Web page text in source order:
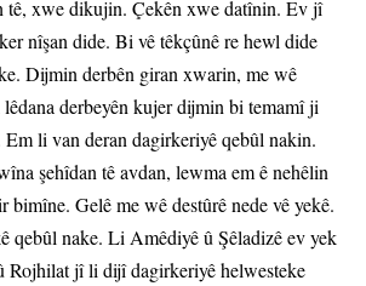
tê, xwe dikujin. Çekên xwe datînin. Ev jî
nîşan dide. Bi vê têkçûnê re hewl dide
Dijmin derbên giran xwarin, me wê
derbeyên kujer dijmin bi temamî ji
li van deran dagirkeriyê qebûl nakin.
şehîdan tê avdan, lewma em ê nehêlin
Gelê me wê destûrê nede vê yekê.
qebûl nake. Li Amêdiyê û Şêladizê ev yek
Rojhilat jî li dijî dagirkeriyê helwesteke